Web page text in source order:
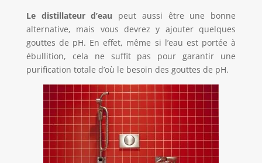
Le distillateur d’eau peut aussi être une bonne
alternative, mais vous devrez y ajouter quelques
gouttes de pH. En effet, même si l’eau est portée à
ébullition, cela ne suffit pas pour garantir une
purification totale d’où le besoin des gouttes de pH.